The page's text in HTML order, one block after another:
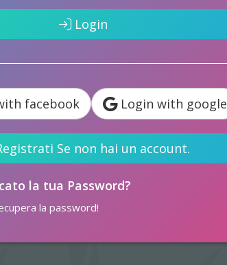
Login
facebook Login with google
Se non hai un account.
la tua Password?
la password!